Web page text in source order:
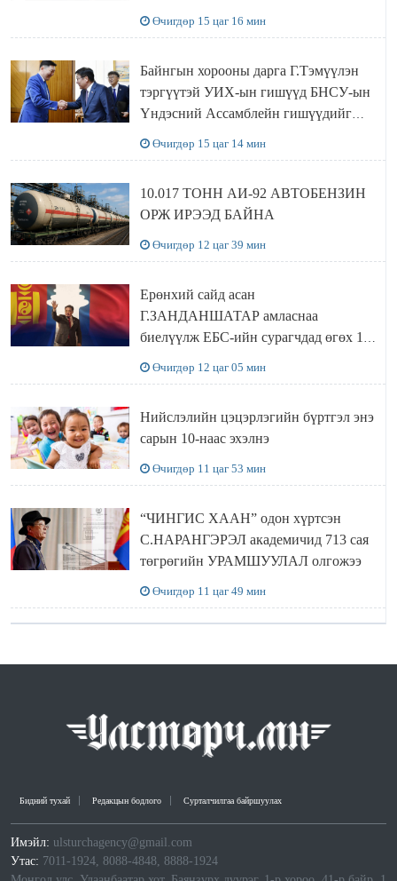
Өчигдөр 15 цаг 16 мин
Байнгын хорооны дарга Г.Тэмүүлэн
тэргүүтэй УИХ-ын гишүүд БНСУ-ын
Үндэсний Ассамблейн гишүүдийг
Өчигдөр 15 цаг 14 мин
10.017 ТОНН АИ-92 АВТОБЕНЗИН
ОРЖ ИРЭЭД БАЙНА
Өчигдөр 12 цаг 39 мин
Ерөнхий сайд асан
Г.ЗАНДАНШАТАР амласнаа
биелүүлж ЕБС-ийн сурагчдад өгөх 10.
Өчигдөр 12 цаг 05 мин
Нийслэлийн цэцэрлэгийн бүртгэл энэ
сарын 10-наас эхэлнэ
Өчигдөр 11 цаг 53 мин
“ЧИНГИС ХААН” одон хүртсэн
С.НАРАНГЭРЭЛ академичид 713 сая
төгрөгийн УРАМШУУЛАЛ олгожээ
Өчигдөр 11 цаг 49 мин
Бидний тухай Редакцын бодлого Сурталчилгаа байршуулах
Имэйл: ulsturchagency@gmail.com
Утас: 7011-1924, 8088-4848, 8888-1924